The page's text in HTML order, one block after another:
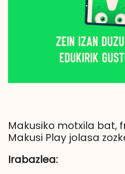
Makusiko motxila bat,
Makusi Play jolasa
Irabazlea: